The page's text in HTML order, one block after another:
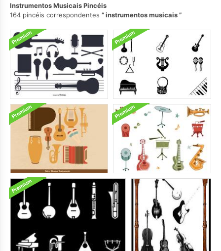
Instrumentos Musicais Pincéis
164 pincéis correspondentes
instrumentos musicais